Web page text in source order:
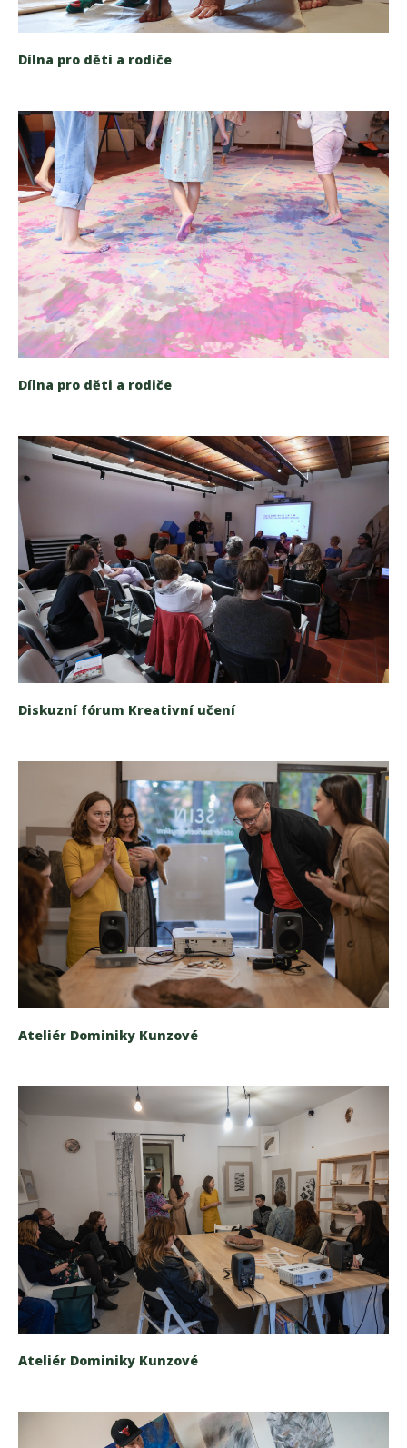
Dílna pro děti a rodiče
Dílna pro děti a rodiče
Diskuzní fórum Kreativní učení
Ateliér Dominiky Kunzové
Ateliér Dominiky Kunzové